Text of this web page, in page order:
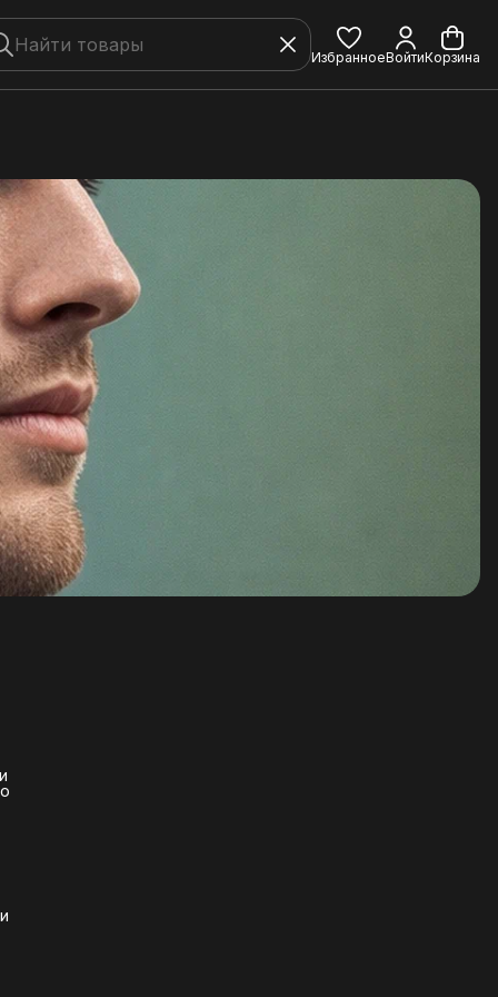
ИзбранноеВойтиКорзина